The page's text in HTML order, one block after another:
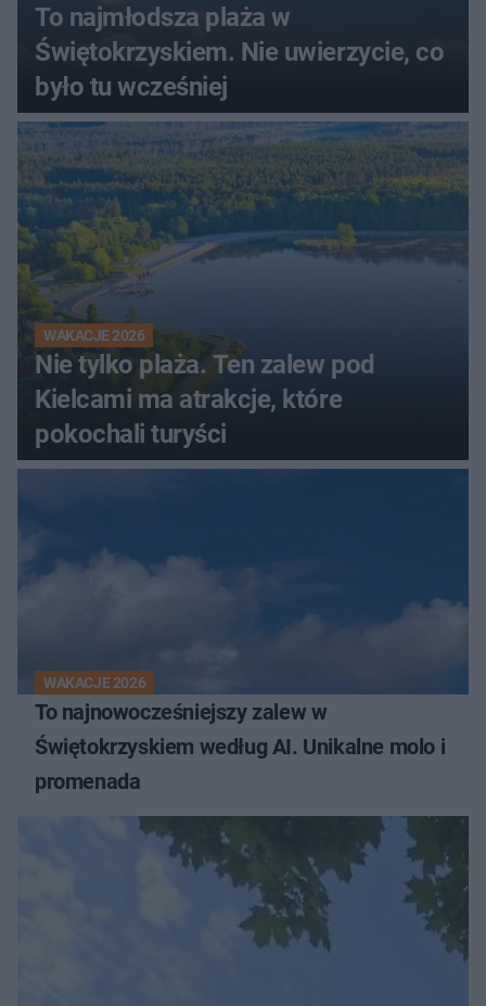
To najmłodsza plaża w
Świętokrzyskiem. Nie uwierzycie, co
było tu wcześniej
WAKACJE 2026
Nie tylko plaża. Ten zalew pod
Kielcami ma atrakcje, które
pokochali turyści
WAKACJE 2026
To najnowocześniejszy zalew w
Świętokrzyskiem według AI. Unikalne molo i
promenada